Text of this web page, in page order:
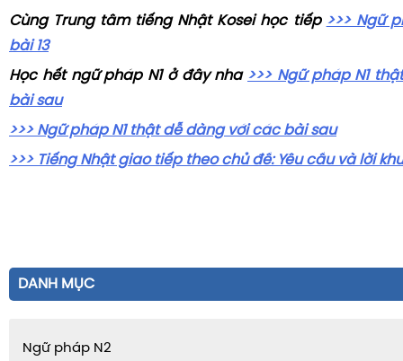
Cùng Trung tâm tiếng Nhật Kosei học tiếp >>> Ngữ
bài 13
Học hết ngữ pháp N1 ở đây nha >>> Ngữ pháp N1
bài sau
>>> Ngữ pháp N1 thật dễ dàng với các bài sau
>>> Tiếng Nhật giao tiếp theo chủ đề: Yêu cầu và lời
DANH MỤC
Ngữ pháp N2